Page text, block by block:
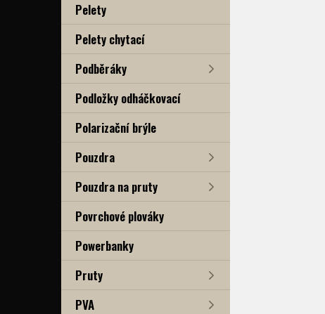
Pelety
Pelety chytací
Podběráky
Podložky odháčkovací
Polarizační brýle
Pouzdra
Pouzdra na pruty
Povrchové plováky
Powerbanky
Pruty
PVA